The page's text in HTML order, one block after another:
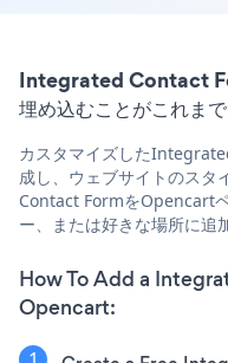
Integrated Contact
埋め込むことがこれま
カスタマイズした
成し、ウェブサイトのス
Contact FormをOpencart
ー、または好きな場所に追
How To Add a
Opencart: